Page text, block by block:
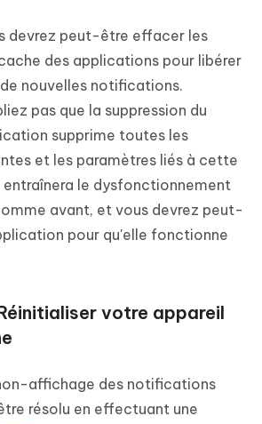
devrez peut-être effacer les
des applications pour libérer
nouvelles notifications.
pas que la suppression du
supprime toutes les
et les paramètres liés à cette
le dysfonctionnement
avant, et vous devrez peut-
pour qu'elle fonctionne
votre appareil
affichage des notifications
résolu en effectuant une